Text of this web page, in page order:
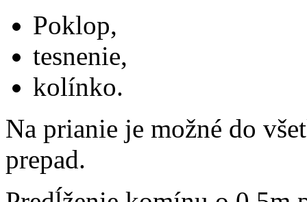
Poklop,
tesnenie,
kolínko.
Na prianie je možné do
prepad.